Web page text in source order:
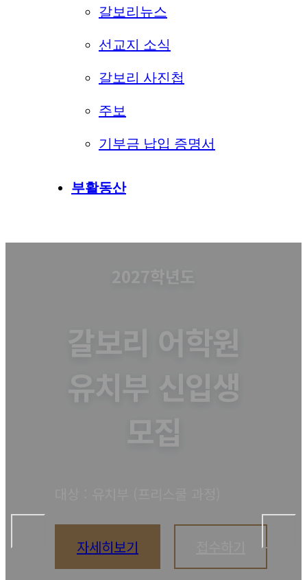
갈보리뉴스
선교지 소식
갈보리 사진첩
주보
기부금 납입 증명서
부활동산
2027학년도
갈보리 어학원
유치부 신입생
모집
자세히보기